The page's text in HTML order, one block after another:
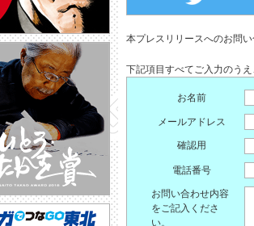
本プレスリリースへのお問
下記項目すべてご入力のう
お名前
メールアドレス
確認用
電話番号
お問い合わせ内容
をご記入くださ
い。